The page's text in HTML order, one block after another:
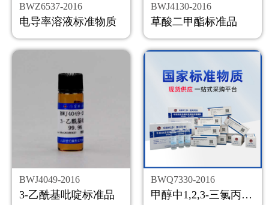
BWZ6537-2016
电导率溶液标准物质
BWJ4130-2016
草酸二甲酯标准品
BWJ4049-2016
3-乙酰基吡啶标准品
BWQ7330-2016
甲醇中1,2,3-三氯丙烷溶液标准物质
联系我们
返回主页